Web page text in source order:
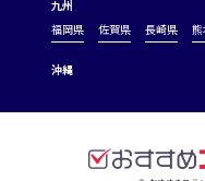
九州
福岡県
佐賀県 長崎県
沖縄